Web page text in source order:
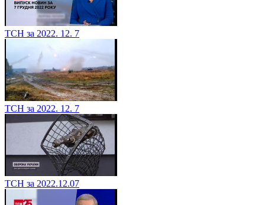
ТСН за 2022. 12. 7
ТСН за 2022. 12. 7
ТСН за 2022.12.07